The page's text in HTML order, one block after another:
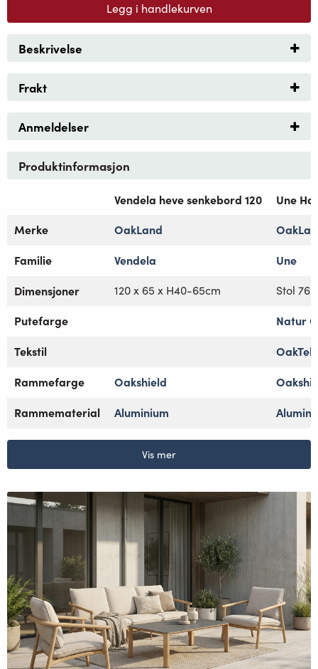
Legg i handlekurven
Beskrivelse
Frakt
Anmeldelser
Produktinformasjon
Vendela heve senkebord 120
Une
Merke
OakLand
Familie
Vendela
Une
Dimensjoner
120 x 65 x H40-65cm Stol 76
Putefarge
Natur
Tekstil
Rammefarge
Oakshield
Rammematerial
Aluminium
Vis mer